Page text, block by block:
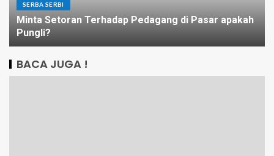
SERBA SERBI
Minta Setoran Terhadap Pedagang di Pasar apakah
Pungli?
BACA JUGA !